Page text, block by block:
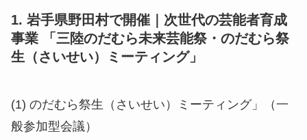
1. 岩手県野田村で開催｜次世代の芸能者育成
事業 「三陸のだむら未来芸能祭・のだむら祭
生（さいせい）ミーティング」
(1) のだむら祭生（さいせい）ミーティング」（一
般参加型会議）